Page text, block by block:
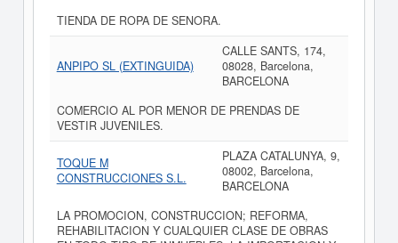
TIENDA DE ROPA DE SENORA.
ANPIPO SL (EXTINGUIDA)
CALLE SANTS, 174,
08028, Barcelona,
BARCELONA
COMERCIO AL POR MENOR DE PRENDAS DE
VESTIR JUVENILES.
TOQUE M
CONSTRUCCIONES S.L.
PLAZA CATALUNYA, 9,
08002, Barcelona,
BARCELONA
LA PROMOCION, CONSTRUCCION; REFORMA,
REHABILITACION Y CUALQUIER CLASE DE OBRAS